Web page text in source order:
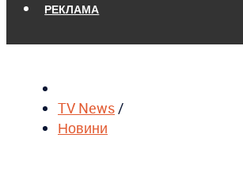
РЕКЛАМА
TV News/
Новини